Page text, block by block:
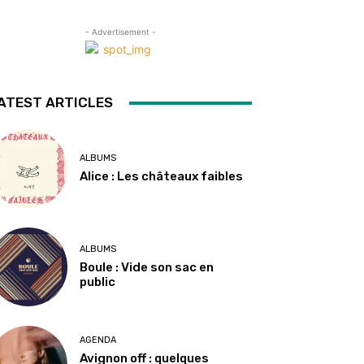
- Advertisement -
ARTICLES
ALBUMS
Alice : Les châteaux faibles
ALBUMS
Boule : Vide son sac en
public
AGENDA
Avignon off : quelques